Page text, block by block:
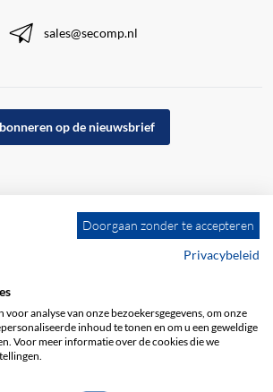
sales@secomp.nl
op de nieuwsbrief
Bedrijfsgegevens
Doorgaan zonder te accepteren
Privacybeleid
voor analyse van onze bezoekersgegevens, om onze
inhoud te tonen en om u een geweldige
Voor meer informatie over de cookies die we